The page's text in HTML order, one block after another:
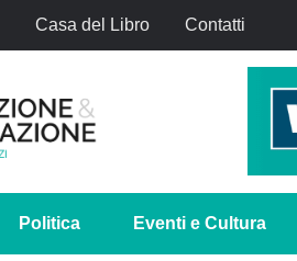
Casa del Libro Contatti
Politica Eventi e Cultura